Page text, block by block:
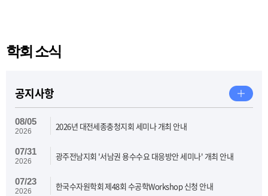
학회 소식
공지사항
08/05
2026 2026년 대전세종충청지회 세미나 개최 안내
07/31
2026 광주전남지회 '서남권 용수수요 대응방안 세미나' 개최 안내
07/23
2026 한국수자원학회 제48회 수공학Workshop 신청 안내